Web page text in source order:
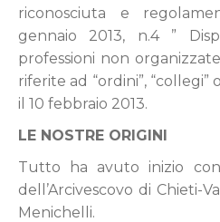
riconosciuta e
gennaio 2013, n.4 ”
professioni non
riferite ad “ordini”, “collegi”
il 10 febbraio 2013.
LE NOSTRE ORIGINI
Tutto ha avuto inizio
dell’Arcivescovo di Chieti-
Menichelli.